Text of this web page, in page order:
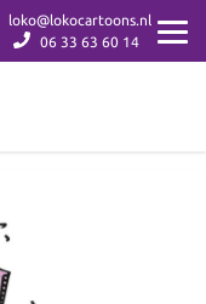
loko@lokocartoons.nl
06 33 63 60 14